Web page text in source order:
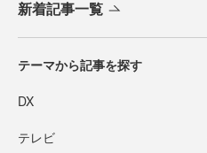
新着記事一覧
テーマから記事を探す
DX
テレビ